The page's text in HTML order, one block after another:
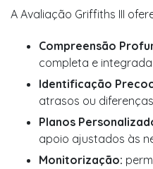
A Avaliação Griffiths III
Compreensão
completa e
Identificação
atrasos ou
Planos
apoio ajustados às
Monitorização: